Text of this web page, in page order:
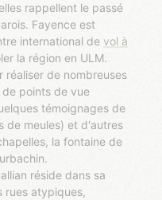
rappellent le passé
Fayence est
international de vol à
la région en ULM.
réaliser de nombreuses
points de vue
témoignages de
de meules) et d'autres
la fontaine de
réside dans sa
rues atypiques,